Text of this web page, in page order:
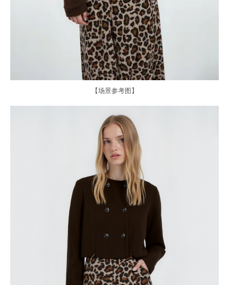
【场景参考图】